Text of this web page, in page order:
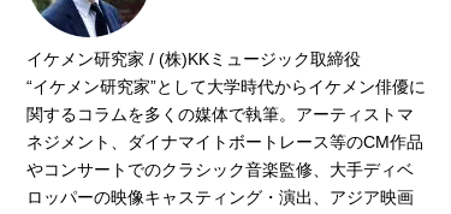
イケメン研究家 / (株)KKミュージック取締役
“イケメン研究家”として大学時代からイケメン俳優に
関するコラムを多くの媒体で執筆。アーティストマ
ネジメント、ダイナマイトボートレース等のCM作品
やコンサートでのクラシック音楽監修、大手ディベ
ロッパーの映像キャスティング・演出、アジア映画